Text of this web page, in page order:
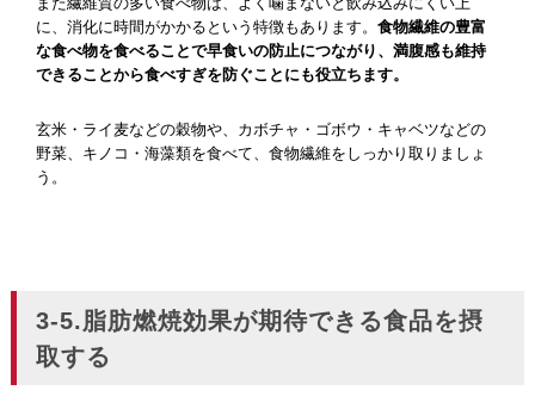
に、消化に時間がかかるという特徴もあります。食物繊維の豊富
な食べ物を食べることで早食いの防止につながり、満腹感も維持
できることから食べすぎを防ぐことにも役立ちます。
玄米・ライ麦などの穀物や、カボチャ・ゴボウ・キャベツなどの
野菜、キノコ・海藻類を食べて、食物繊維をしっかり取りましょ
う。
3-5.脂肪燃焼効果が期待できる食品を摂
取する